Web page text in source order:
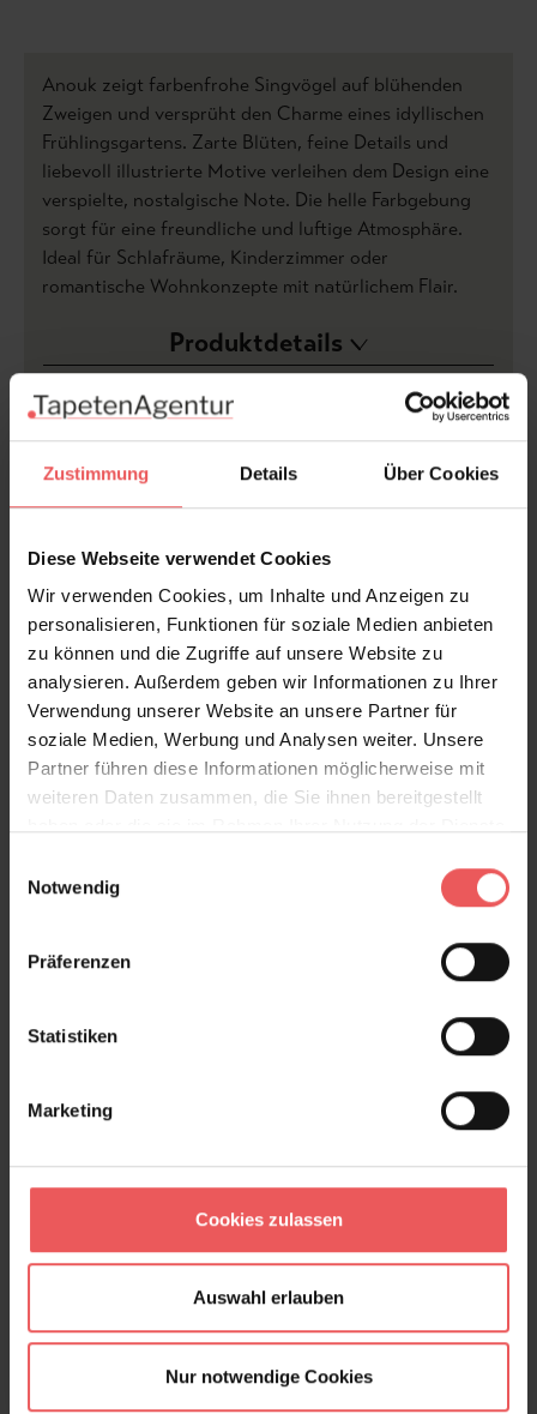
Zustimmung Details Über Cookies
Diese Webseite verwendet Cookies
Wir verwenden Cookies, um Inhalte und Anzeigen zu
personalisieren, Funktionen für soziale Medien anbieten
zu können und die Zugriffe auf unsere Website zu
analysieren. Außerdem geben wir Informationen zu Ihrer
Verwendung unserer Website an unsere Partner für
soziale Medien, Werbung und Analysen weiter. Unsere
Partner führen diese Informationen möglicherweise mit
weiteren Daten zusammen, die Sie ihnen bereitgestellt
Notwendig
Präferenzen
Statistiken
Marketing
Cookies zulassen
Auswahl erlauben
Nur notwendige Cookies
Anouk zeigt farbenfrohe Singvögel auf blühenden
Zweigen und versprüht den Charme eines idyllischen
Frühlingsgartens. Zarte Blüten, feine Details und
liebevoll illustrierte Motive verleihen dem Design eine
verspielte, nostalgische Note. Die helle Farbgebung
sorgt für eine freundliche und luftige Atmosphäre.
Ideal für Schlafräume, Kinderzimmer oder
romantische Wohnkonzepte mit natürlichem Flair.
Produktdetails
Versand & Zahlung
Bewertungen
FAQ
Sie haben Fragen zum Produkt?
Frage stellen
+49 (0)221 932 81 82
Produktgalerie überspringen
Varianten